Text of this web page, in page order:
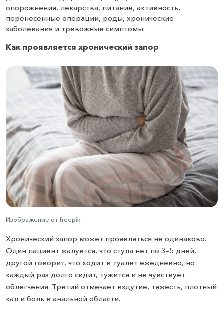
опорожнения, лекарства, питание, активность,
перенесенные операции, роды, хронические
заболевания и тревожные симптомы.
Как проявляется хронический запор
Изображение от freepik
Хронический запор может проявляться не одинаково.
Один пациент жалуется, что стула нет по 3–5 дней,
другой говорит, что ходит в туалет ежедневно, но
каждый раз долго сидит, тужится и не чувствует
облегчения. Третий отмечает вздутие, тяжесть, плотный
кал и боль в анальной области.